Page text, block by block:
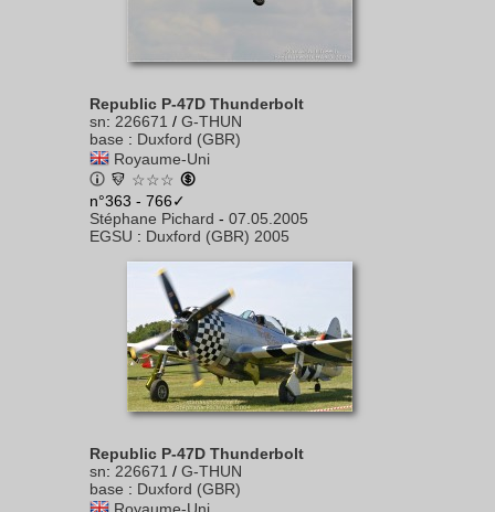
Republic P-47D Thunderbolt
sn: 226671 / G-THUN
base : Duxford (GBR)
Royaume-Uni
☆☆☆
n°363 - 766✓
Stéphane Pichard - 07.05.2005
EGSU : Duxford (GBR) 2005
Republic P-47D Thunderbolt
sn: 226671 / G-THUN
base : Duxford (GBR)